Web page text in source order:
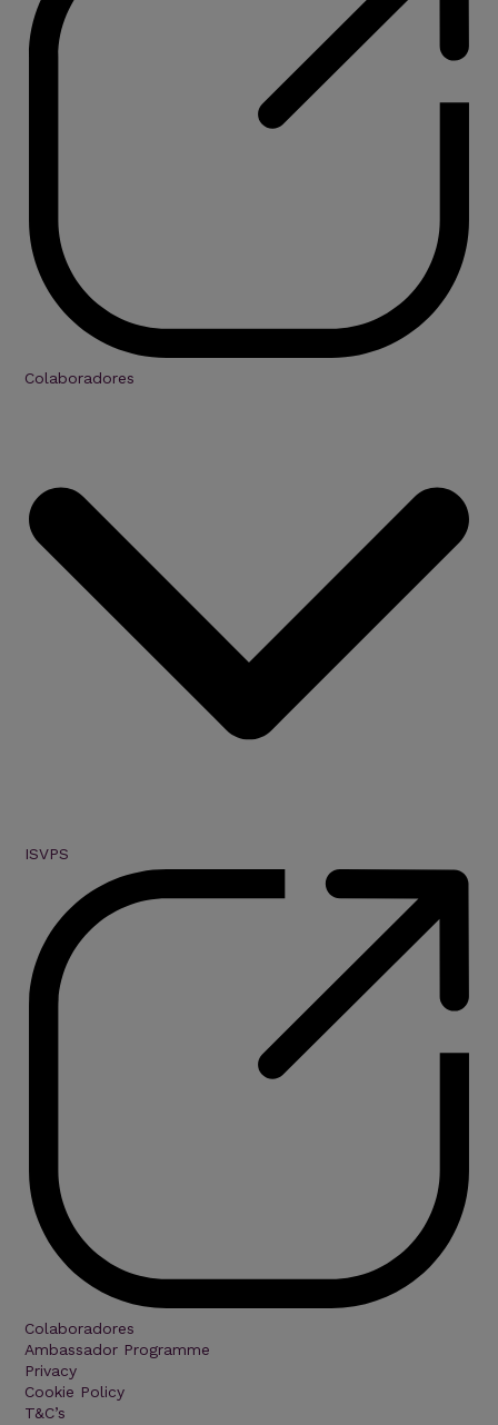
Colaboradores
ISVPS
Colaboradores
Ambassador Programme
Privacy
Cookie Policy
T&C’s